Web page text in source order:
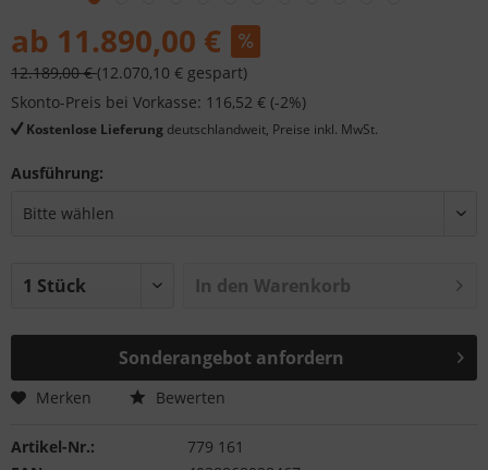
ab 11.890,00 €
12.189,00 €(12.070,10 € gespart)
Skonto-Preis bei Vorkasse: 116,52 € (-2%)
Kostenlose Lieferung deutschlandweit, Preise inkl. MwSt.
Ausführung:
In den Warenkorb
Sonderangebot anfordern
Merken Bewerten
Artikel-Nr.:
779 161